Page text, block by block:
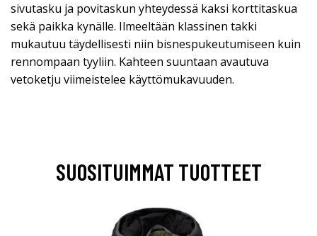
sivutasku ja povitaskun yhteydessä kaksi korttitaskua
sekä paikka kynälle. Ilmeeltään klassinen takki
mukautuu täydellisesti niin bisnespukeutumiseen kuin
rennompaan tyyliin. Kahteen suuntaan avautuva
vetoketju viimeistelee käyttömukavuuden.
SUOSITUIMMAT TUOTTEET